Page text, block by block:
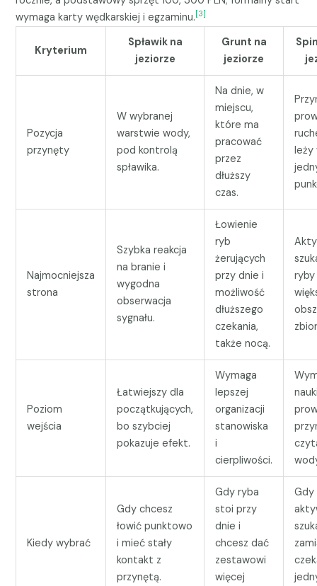
wymaga karty wędkarskiej i egzaminu. [3]
Kryterium
Spławik na
jeziorze
Grunt na
jeziorze
Pozycja
przynęty
W wybranej
warstwie wody,
pod kontrolą
spławika.
Na dnie, w
miejscu,
które ma
pracować
przez
dłuższy
czas.
leży
Najmocniejsza
strona
Szybka reakcja
na branie i
wygodna
obserwacja
sygnału.
Łowienie
ryb
żerujących
przy dnie i
możliwość
dłuższego
czekania,
także nocą.
ryby
Poziom
wejścia
Łatwiejszy dla
początkujących,
bo szybciej
pokazuje efekt.
Wymaga
lepszej
organizacji
stanowiska
i
cierpliwości.
Kiedy wybrać
Gdy chcesz
łowić punktowo
i mieć stały
kontakt z
przynętą.
Gdy ryba
stoi przy
dnie i
chcesz dać
zestawowi
więcej
Gdy